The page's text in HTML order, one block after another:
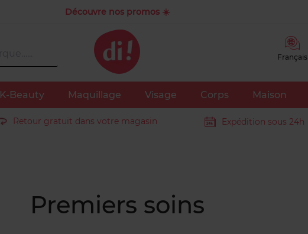
Découvre nos promos ☀️
Français
K-Beauty Maquillage Visage Corps Maison
Retour gratuit dans votre magasin Expédition sous 24h
Premiers soins